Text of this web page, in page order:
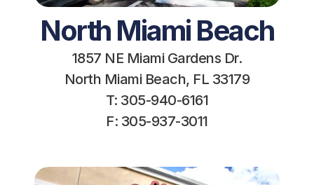
North Miami Beach
1857 NE Miami Gardens Dr.
North Miami Beach, FL 33179
T: 305-940-6161
F: 305-937-3011